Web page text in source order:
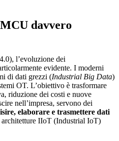
davvero
l’evoluzione dei
evidente. I moderni
di dati grezzi (Industrial Big Data)
OT. L’obiettivo è trasformare
riduzione dei costi e nuove
nell’impresa, servono dei
elaborare e trasmettere dati
architetture IIoT (Industrial IoT)